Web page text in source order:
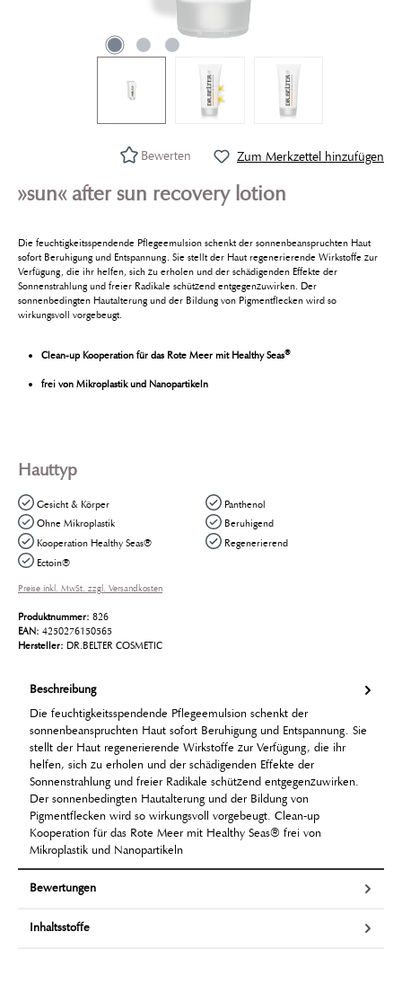
Zum Merkzettel hinzufügen
Bewerten
»sun« after sun recovery lotion
Die feuchtigkeitsspendende Pflegeemulsion schenkt der sonnenbeanspruchten Haut
sofort Beruhigung und Entspannung. Sie stellt der Haut regenerierende Wirkstoffe zur
Verfügung, die ihr helfen, sich zu erholen und der schädigenden Effekte der
Sonnenstrahlung und freier Radikale schützend entgegenzuwirken. Der
sonnenbedingten Hautalterung und der Bildung von Pigmentflecken wird so
wirkungsvoll vorgebeugt.
Clean-up Kooperation für das Rote Meer mit Healthy Seas®
frei von Mikroplastik und Nanopartikeln
Hauttyp
Gesicht & Körper
Ohne Mikroplastik
Kooperation Healthy Seas®
Ectoin®
Panthenol
Beruhigend
Regenerierend
Preise inkl. MwSt. zzgl. Versandkosten
Produktnummer: 826
EAN: 4250276150565
Hersteller: DR.BELTER COSMETIC
Beschreibung
Die feuchtigkeitsspendende Pflegeemulsion schenkt der
sonnenbeanspruchten Haut sofort Beruhigung und Entspannung. Sie
stellt der Haut regenerierende Wirkstoffe zur Verfügung, die ihr
helfen, sich zu erholen und der schädigenden Effekte der
Sonnenstrahlung und freier Radikale schützend entgegenzuwirken.
Der sonnenbedingten Hautalterung und der Bildung von
Pigmentflecken wird so wirkungsvoll vorgebeugt. Clean-up
Kooperation für das Rote Meer mit Healthy Seas® frei von
Mikroplastik und Nanopartikeln
Bewertungen
Inhaltsstoffe